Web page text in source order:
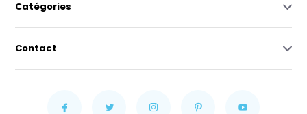
Catégories
Contact